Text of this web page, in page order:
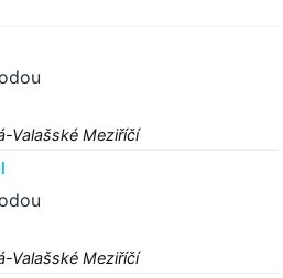
Valašské Meziříčí
Valašské Meziříčí